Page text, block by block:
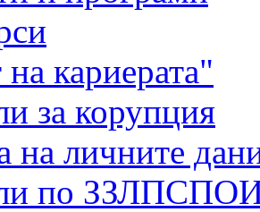
кариерата"
за корупция
на личните
по